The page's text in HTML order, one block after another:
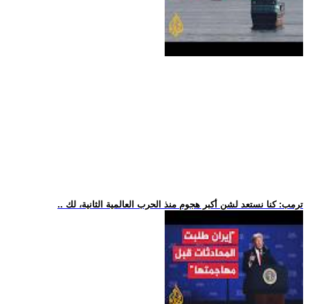
.. ترمب: كنا نستعد لشن أكبر هجوم منذ الحرب العالمية الثانية، لك